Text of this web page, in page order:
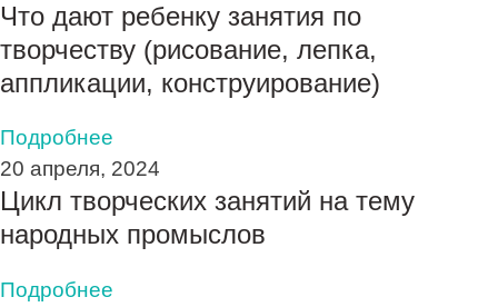
Что дают ребенку занятия по
творчеству (рисование, лепка,
аппликации, конструирование)
Подробнее
20 апреля, 2024
Цикл творческих занятий на тему
народных промыслов
Подробнее